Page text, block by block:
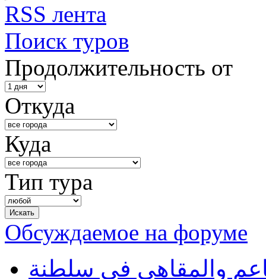
RSS лента
Поиск туров
Продолжительность от
Откуда
Куда
Тип тура
Обсуждаемое на форуме
والمقاهي في سلطنة